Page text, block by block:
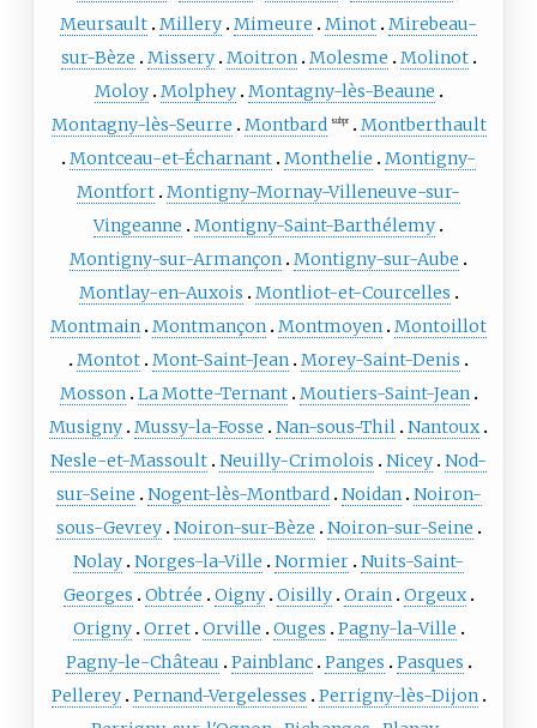
Meursault Millery Mimeure Minot Mirebeau-
sur-Bèze
Missery Moitron Molesme
Molinot
Moloy Molphey Montagny-lès-Beaune
Montagny-lès-Seurre
Montbard subpr
Montberthault
Montceau-et-Écharnant Monthelie
Montigny-
Montfort Montigny-Mornay-Villeneuve-sur-
Vingeanne
Montigny-Saint-Barthélemy
Montigny-sur-Armançon Montigny-sur-Aube
Montlay-en-Auxois
Montliot-et-Courcelles
Montmain Montmançon Montmoyen Montoillot
Montot Mont-Saint-Jean Morey-Saint-Denis
Mosson La Motte-Ternant Moutiers-Saint-Jean
Musigny Mussy-la-Fosse Nan-sous-Thil Nantoux
Nesle-et-Massoult Neuilly-Crimolois Nicey Nod-
sur-Seine
Nogent-lès-Montbard Noidan Noiron-
sous-Gevrey Noiron-sur-Bèze
Noiron-sur-Seine
Nolay Norges-la-Ville Normier Nuits-Saint-
Georges
Obtrée Oigny Oisilly Orain Orgeux
Origny Orret Orville Ouges
Pagny-la-Ville
Pagny-le-Château
Painblanc Panges
Pasques
Pellerey Pernand-Vergelesses
Perrigny-lès-Dijon